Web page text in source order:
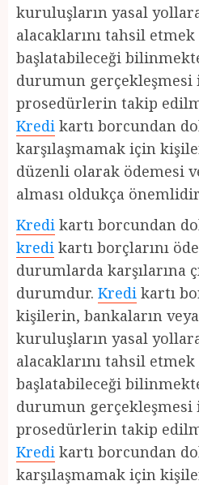
kuruluşların yasal
alacaklarını tahsil
başlatabileceği
durumun
prosedürlerin takip
Kredi kartı borcundan
karşılaşmamak için
düzenli olarak ödemesi
alması oldukça
Kredi kartı borcundan
kredi kartı borçlarını
durumlarda karşılarına
durumdur. Kredi kartı
kişilerin, bankaların
kuruluşların yasal
alacaklarını tahsil
başlatabileceği
durumun
prosedürlerin takip
Kredi kartı borcundan
karşılaşmamak için